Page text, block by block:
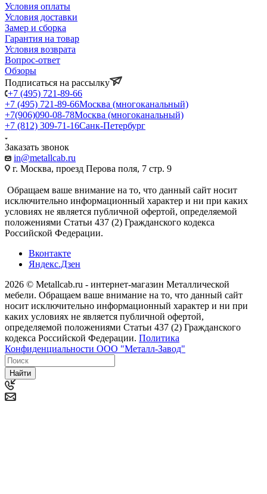
Условия оплаты
Условия доставки
Замер и сборка
Гарантия на товар
Условия возврата
Вопрос-ответ
Обзоры
Подписаться на рассылку
+7 (495) 721-89-66
+7 (495) 721-89-66Москва (многоканальный)
+7(906)090-08-78Москва (многоканальный)
+7 (812) 309-71-16Санк-Петербург
Заказать звонок
in@metallcab.ru
г. Москва, проезд Перова поля, 7 стр. 9
Обращаем ваше внимание на то, что данный сайт носит
исключительно информационный характер и ни при каких
условиях не является публичной офертой, определяемой
положениями Статьи 437 (2) Гражданского кодекса
Российской Федерации.
Вконтакте
Яндекс.Дзен
2026 © Metallcab.ru - интернет-магазин Металлической
мебели. Обращаем ваше внимание на то, что данный сайт
носит исключительно информационный характер и ни при
каких условиях не является публичной офертой,
определяемой положениями Статьи 437 (2) Гражданского
кодекса Российской Федерации. Политика
Конфиденциальности ООО "Металл-Завод"
Найти